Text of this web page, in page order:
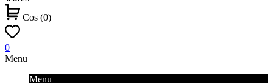
Cos (0)
0
Menu
Menu